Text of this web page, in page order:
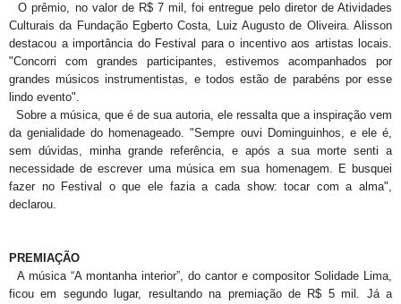
O prêmio, no valor de R$ 7 mil, foi entregue pelo diretor de Atividades
Culturais da Fundação Egberto Costa, Luiz Augusto de Oliveira. Alisson
destacou a importância do Festival para o incentivo aos artistas locais.
"Concorri com grandes participantes, estivemos acompanhados por
grandes músicos instrumentistas, e todos estão de parabéns por esse
lindo evento".
Sobre a música, que é de sua autoria, ele ressalta que a inspiração vem
da genialidade do homenageado. "Sempre ouvi Dominguinhos, e ele é,
sem dúvidas, minha grande referência, e após a sua morte senti a
necessidade de escrever uma música em sua homenagem. E busquei
fazer no Festival o que ele fazia a cada show: tocar com a alma",
declarou.
PREMIAÇÃO
A música “A montanha interior”, do cantor e compositor Solidade Lima,
ficou em segundo lugar, resultando na premiação de R$ 5 mil. Já a